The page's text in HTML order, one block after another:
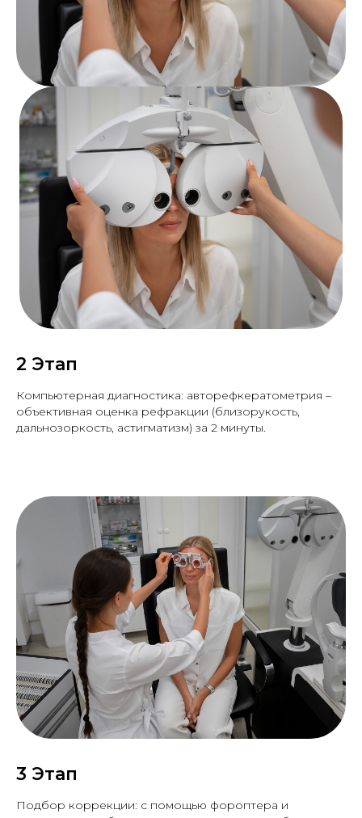
2 Этап
Компьютерная диагностика: авторефкератометрия –
объективная оценка рефракции (близорукость,
дальнозоркость, астигматизм) за 2 минуты.
3 Этап
Подбор коррекции: с помощью фороптера и
компьютерная объективная
диагностика
Фороптер